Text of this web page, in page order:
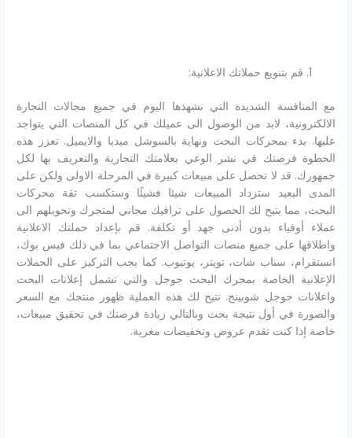
قم بتنويع حملاتك الاعلانية:
مع المنافسة الشديدة التي نشهدها اليوم في جميع مجالات التجارة
الالكترونية، لابد من الوصول الى عميلك في كل المنصات التي يتواجد
عليها. بدء بمحركات البحث ونهاية بالسوشل ميديا والايميل. تعزز هذه
الخطوة فرصتك في نشر الوعي بعلامتك التجارية والتعريف بها لكل
جمهورك. قد لا تحصل على مبيعات كبيرة في المرحلة الاولى ولكن على
المدى البعيد ستزداد المبيعات شيئا فشيئًا وستكسب ثقة محركات
البحث، مما يتيح لك الحصول على ترافيك مجاني لمتجرك وتحويلهم الى
عملاء أوفياء بدون أدنى جهد أو تكلفة. قم بإعداد حملتك الاعلانية
واطلاقها على جميع منصات التواصل الاجتماعي بما في ذلك فيس بوك،
انستقرام، سناب شات، تويتر، يوتيوب. كما يجب التركيز على الحملات
الإعلانية الخاصة بمحرك البحث جوجل والتي تشمل إعلانات البحث
واعلانات جوجل شوبينج. تتيح لك هذه العملية ظهور منتجك مع السعر
والصورة في أول نتيجة بحث وبالتالي زيادة فرصتك في تحقيق مبيعات،
خاصة إذا كنت تقدم عروض وتخفيضات مغرية.